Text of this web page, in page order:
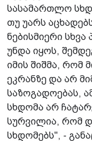
სასამართლო
თუ უარს
ნებისმიერი
უნდა იყოს,
იმის შიშმა, რომ
ეკრანზე და არ
საზოგადოებას,
სხდომა არ
სურვილია, რომ
სხდომებს", -